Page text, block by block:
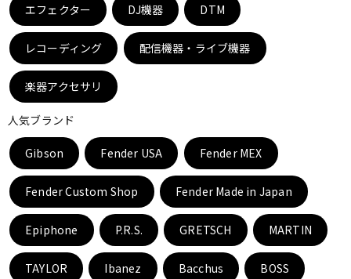
DJ機器 DTM
DTM オンライン納品
配信/ライブ機器 楽器アクセサリ
中古 ヴィンテージ
エフェクター DJ機器 DTM
レコーディング 配信機器・ライブ機器
楽器アクセサリ
人気ブランド
Gibson Fender USA Fender MEX
Fender Custom Shop Fender Made in Japan
Epiphone P.R.S. GRETSCH MARTIN
TAYLOR Ibanez Bacchus BOSS